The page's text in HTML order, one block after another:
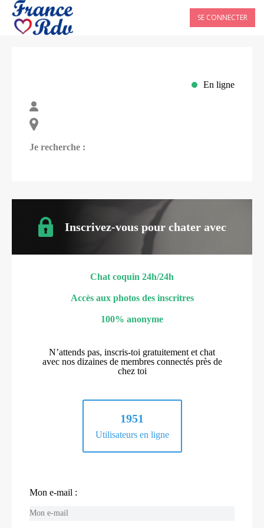
SE CONNECTER
En ligne
Je recherche :
Inscrivez-vous pour chater avec
Chat coquin 24h/24h
Accès aux photos des inscritres
100% anonyme
N’attends pas, inscris-toi gratuitement et chat
avec nos dizaines de membres connectés près de
chez toi
1951
Utilisateurs en ligne
Mon e-mail :